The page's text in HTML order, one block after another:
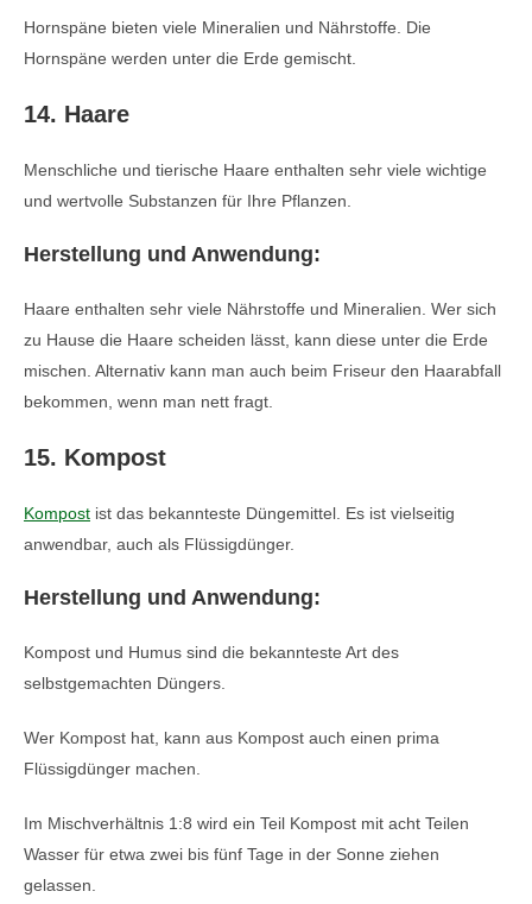
Hornspäne bieten viele Mineralien und Nährstoffe. Die
Hornspäne werden unter die Erde gemischt.
14. Haare
Menschliche und tierische Haare enthalten sehr viele wichtige
und wertvolle Substanzen für Ihre Pflanzen.
Herstellung und Anwendung:
Haare enthalten sehr viele Nährstoffe und Mineralien. Wer sich
zu Hause die Haare scheiden lässt, kann diese unter die Erde
mischen. Alternativ kann man auch beim Friseur den Haarabfall
bekommen, wenn man nett fragt.
15. Kompost
Kompost ist das bekannteste Düngemittel. Es ist vielseitig
anwendbar, auch als Flüssigdünger.
Herstellung und Anwendung:
Kompost und Humus sind die bekannteste Art des
selbstgemachten Düngers.
Wer Kompost hat, kann aus Kompost auch einen prima
Flüssigdünger machen.
Im Mischverhältnis 1:8 wird ein Teil Kompost mit acht Teilen
Wasser für etwa zwei bis fünf Tage in der Sonne ziehen
gelassen.